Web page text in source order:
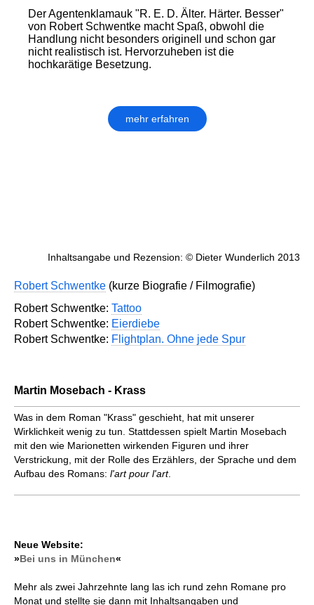
Der Agentenklamauk "R. E. D. Älter. Härter. Besser"
von Robert Schwentke macht Spaß, obwohl die
Handlung nicht besonders originell und schon gar
nicht realistisch ist. Hervorzuheben ist die
hochkarätige Besetzung.
mehr erfahren
Inhaltsangabe und Rezension: © Dieter Wunderlich 2013
Robert Schwentke (kurze Biografie / Filmografie)
Robert Schwentke: Tattoo
Robert Schwentke: Eierdiebe
Robert Schwentke: Flightplan. Ohne jede Spur
Martin Mosebach - Krass
Was in dem Roman "Krass" geschieht, hat mit unserer
Wirklichkeit wenig zu tun. Stattdessen spielt Martin Mosebach
mit den wie Marionetten wirkenden Figuren und ihrer
Verstrickung, mit der Rolle des Erzählers, der Sprache und dem
Aufbau des Romans: l'art pour l'art.
Neue Website:
»Bei uns in München«
Mehr als zwei Jahrzehnte lang las ich rund zehn Romane pro
Monat und stellte sie dann mit Inhaltsangaben und